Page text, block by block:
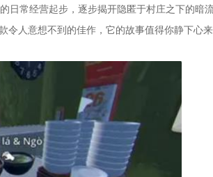
日常经营起步，逐步揭开隐匿于村庄之下的暗
令人意想不到的佳作，它的故事值得你静下心